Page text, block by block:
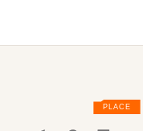
PLACE